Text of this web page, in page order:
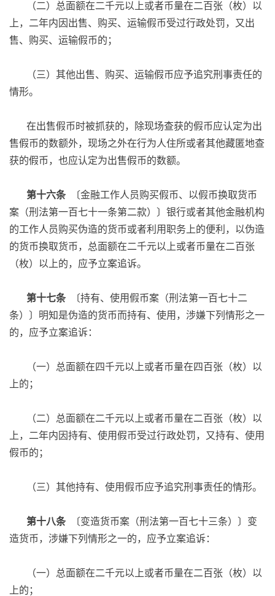
（二）总面额在二千元以上或者币量在二百张（枚）以
上，二年内因出售、购买、运输假币受过行政处罚，又出
售、购买、运输假币的；
（三）其他出售、购买、运输假币应予追究刑事责任的
情形。
在出售假币时被抓获的，除现场查获的假币应认定为出
售假币的数额外，现场之外在行为人住所或者其他藏匿地查
获的假币，也应认定为出售假币的数额。
第十六条 〔金融工作人员购买假币、以假币换取货币
案（刑法第一百七十一条第二款）〕银行或者其他金融机构
的工作人员购买伪造的货币或者利用职务上的便利，以伪造
的货币换取货币，总面额在二千元以上或者币量在二百张
（枚）以上的，应予立案追诉。
第十七条 〔持有、使用假币案（刑法第一百七十二
条）〕明知是伪造的货币而持有、使用，涉嫌下列情形之一
的，应予立案追诉：
（一）总面额在四千元以上或者币量在四百张（枚）以
上的；
（二）总面额在二千元以上或者币量在二百张（枚）以
上，二年内因持有、使用假币受过行政处罚，又持有、使用
假币的；
（三）其他持有、使用假币应予追究刑事责任的情形。
第十八条 〔变造货币案（刑法第一百七十三条）〕变
造货币，涉嫌下列情形之一的，应予立案追诉：
（一）总面额在二千元以上或者币量在二百张（枚）以
上的；